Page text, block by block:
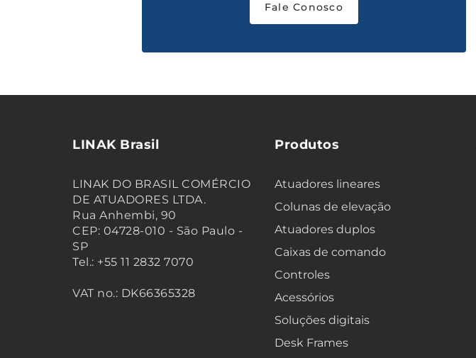
Fale Conosco
LINAK Brasil
LINAK DO BRASIL COMÉRCIO
DE ATUADORES LTDA.
Rua Anhembi, 90
CEP: 04728-010 - São Paulo -
SP
Tel.: +55 11 2832 7070
VAT no.: DK66365328
Produtos
Atuadores lineares
Colunas de elevação
Atuadores duplos
Caixas de comando
Controles
Acessórios
Soluções digitais
Desk Frames